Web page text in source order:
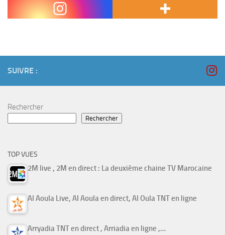
des femmes à cause du grand désordre...
SUIVRE :
Rechercher
Rechercher
TOP VUES
2M live , 2M en direct : La deuxième chaine TV Marocaine
Al Aoula Live, Al Aoula en direct, Al Oula TNT en ligne
Arryadia TNT en direct , Arriadia en ligne ,…